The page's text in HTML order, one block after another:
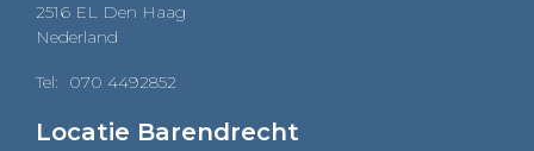
2516 EL Den Haag
Nederland
Tel: 070 4492852
Locatie Barendrecht